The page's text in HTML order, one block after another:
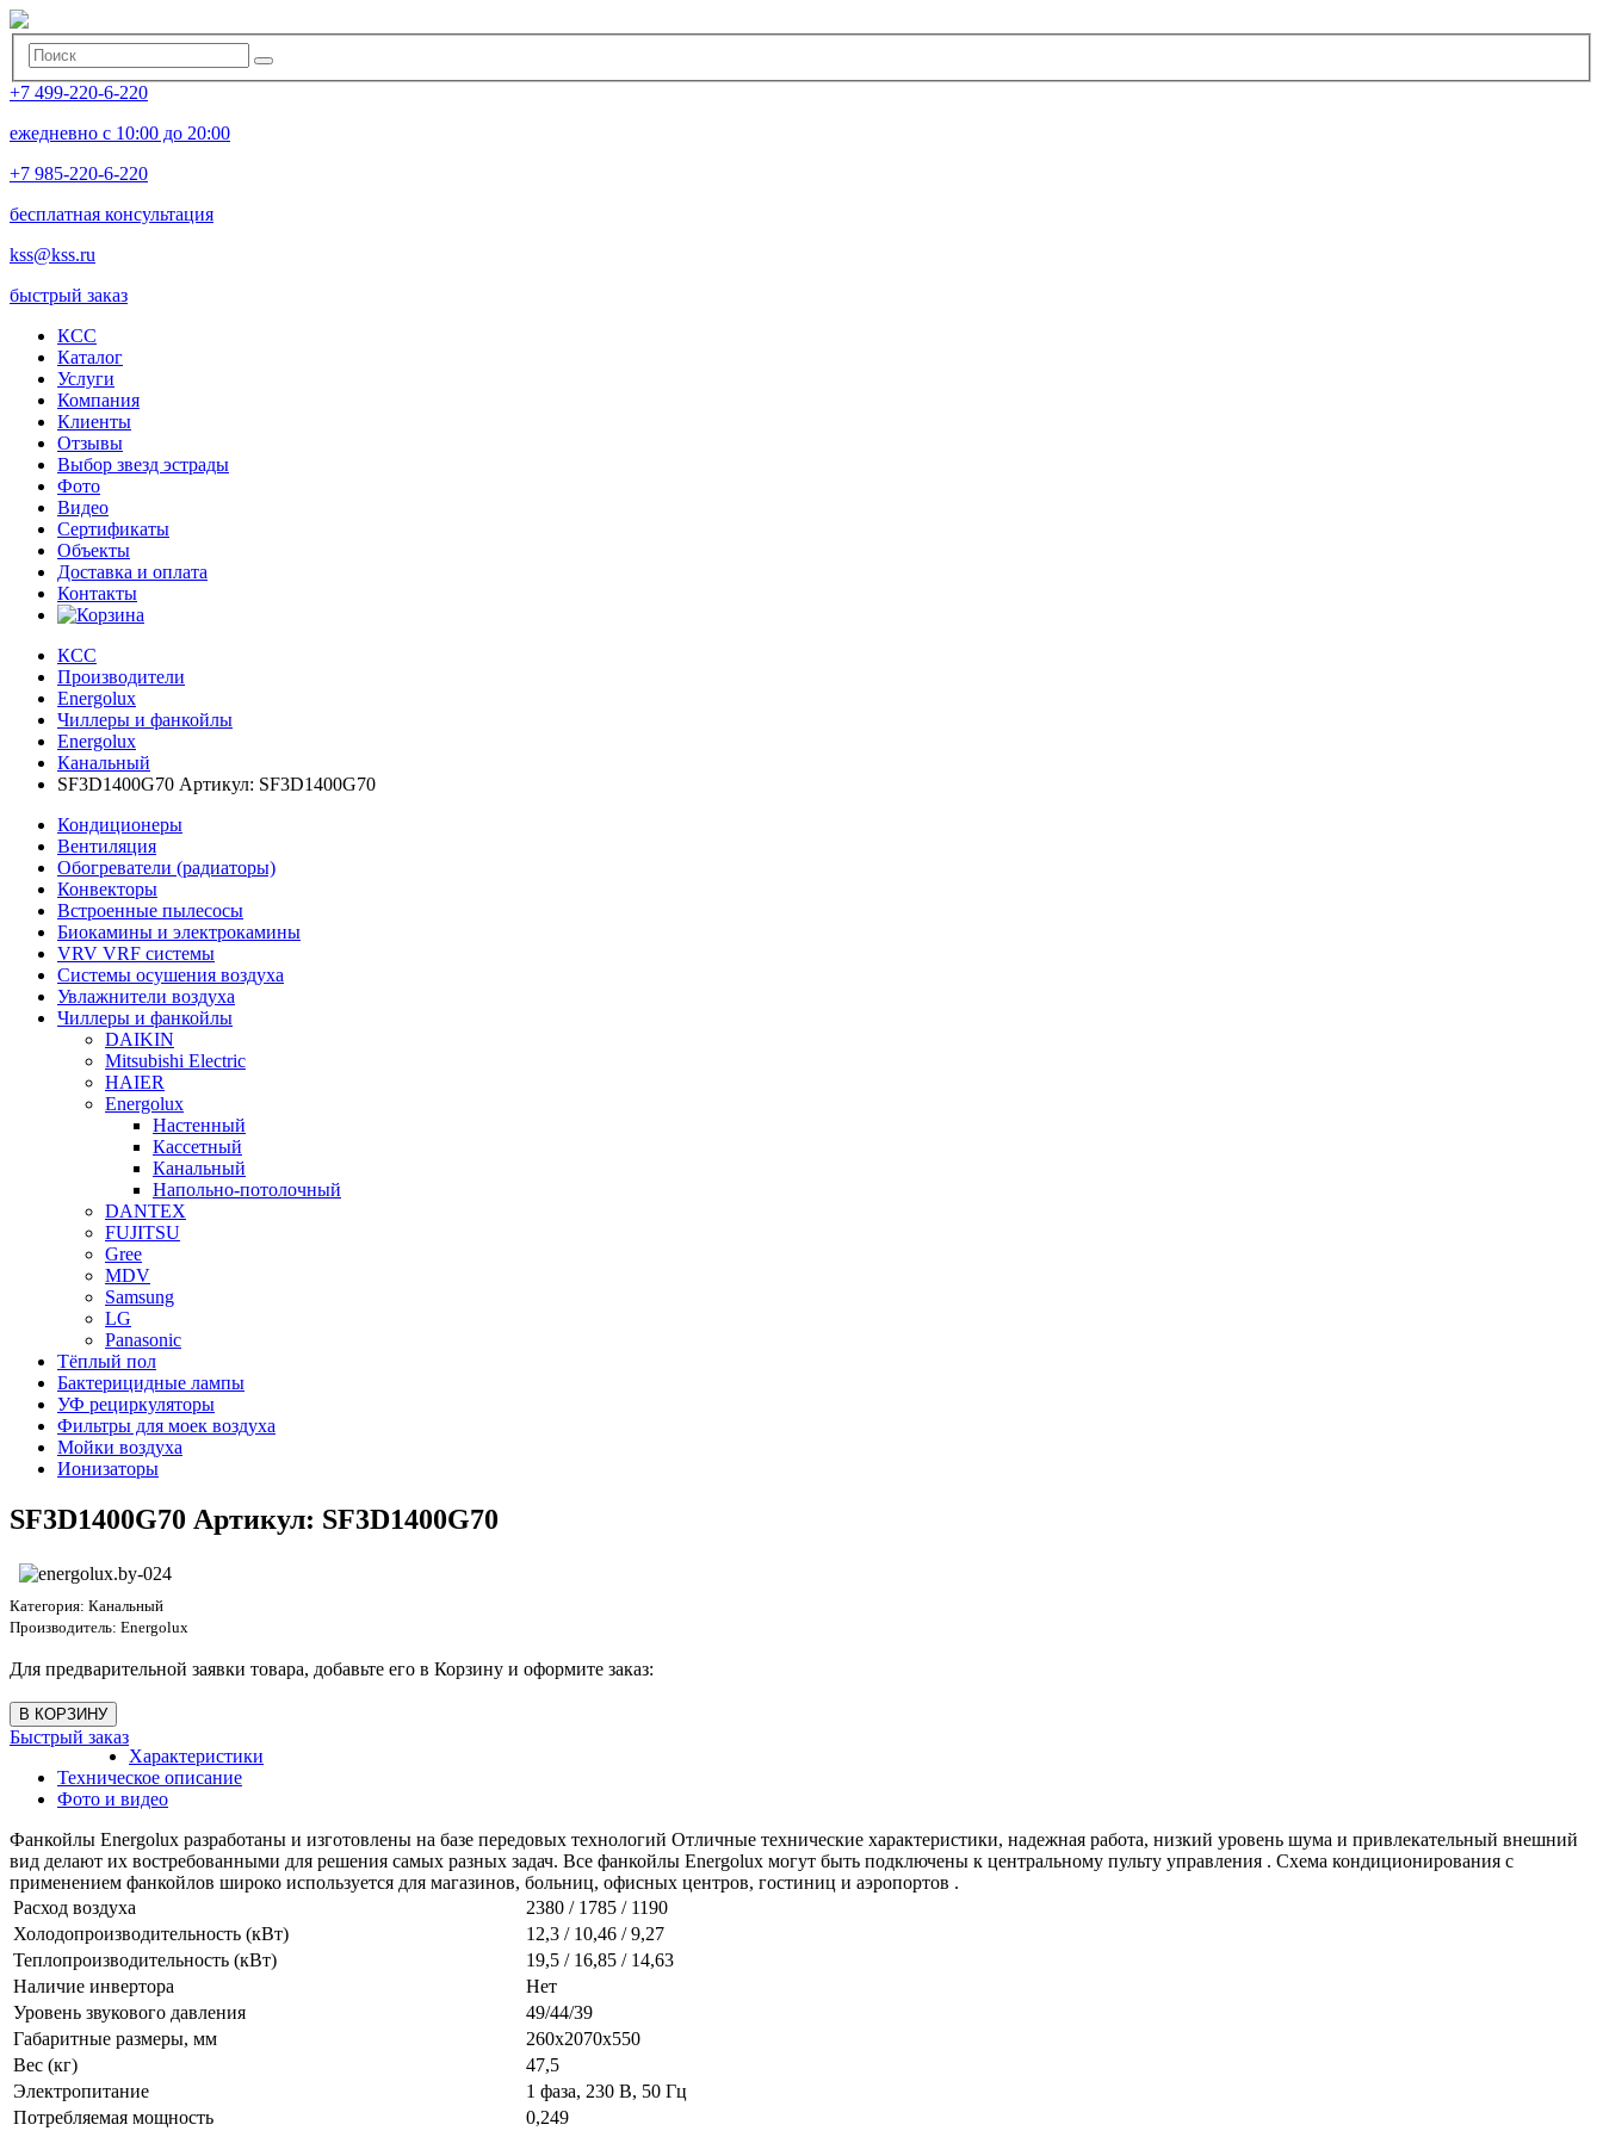
+7 499-220-6-220
ежедневно с 10:00 до 20:00
+7 985-220-6-220
бесплатная консультация
kss@kss.ru
быстрый заказ
КСС
Каталог
Услуги
Компания
Клиенты
Oтзывы
Выбор звезд эстрады
Фото
Видео
Сертификаты
Объекты
Доставка и оплата
Контакты
КСС
Производители
Energolux
Чиллеры и фанкойлы
Energolux
Канальный
SF3D1400G70 Артикул: SF3D1400G70
Кондиционеры
Вентиляция
Обогреватели (радиаторы)
Конвекторы
Встроенные пылесосы
Биокамины и электрокамины
VRV VRF системы
Системы осушения воздуха
Увлажнители воздуха
Чиллеры и фанкойлы
DAIKIN
Mitsubishi Electric
HAIER
Energolux
Настенный
Кассетный
Канальный
Напольно-потолочный
DANTEX
FUJITSU
Gree
MDV
Samsung
LG
Panasonic
Тёплый пол
Бактерицидные лампы
УФ рециркуляторы
Фильтры для моек воздуха
Мойки воздуха
Ионизаторы
SF3D1400G70 Артикул: SF3D1400G70
Категория: Канальный
Производитель: Energolux
Для предварительной заявки товара, добавьте его в Корзину и оформите заказ:
Быстрый заказ
Характеристики
Техническое описание
Фото и видео
Фанкойлы Energolux разработаны и изготовлены на базе передовых технологий Отличные технические характеристики, надежная работа, низкий уровень шума и привлекательный внешний
вид делают их востребованными для решения самых разных задач. Все фанкойлы Energolux могут быть подключены к центральному пульту управления . Схема кондиционирования с
применением фанкойлов широко используется для магазинов, больниц, офисных центров, гостиниц и аэропортов .
Расход воздуха
2380 / 1785 / 1190
Холодопроизводительность (кВт)
12,3 / 10,46 / 9,27
Теплопроизводительность (кВт)
19,5 / 16,85 / 14,63
Наличие инвертора
Нет
Уровень звукового давления
49/44/39
Габаритные размеры, мм
260x2070x550
Вес (кг)
47,5
Электропитание
1 фаза, 230 В, 50 Гц
Потребляемая мощность
0,249